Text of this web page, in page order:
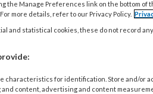
die de
Daardoor
the Manage Preferences link on the bottom of
more details, refer to our Privacy Policy.
and statistical cookies, these do not record
characteristics for identification. Store and/or
content, advertising and content